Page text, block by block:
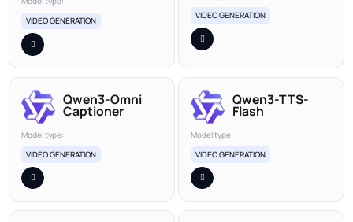
VIDEO GENERATION
VIDEO GENERATION
Qwen3-Omni
Captioner
Model type:
VIDEO GENERATION
Qwen3-TTS-
Flash
Model type:
VIDEO GENERATION